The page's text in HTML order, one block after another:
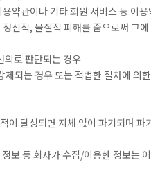
약관이나 기타 회원 서비스 등 이
신적, 물질적 피해를 줌으로써 그
의로 판단되는 경우
제되는 경우 또는 적법한 절차에 의
이 달성되면 지체 없이 파기되며
보 등 회사가 수집/이용한 정보는